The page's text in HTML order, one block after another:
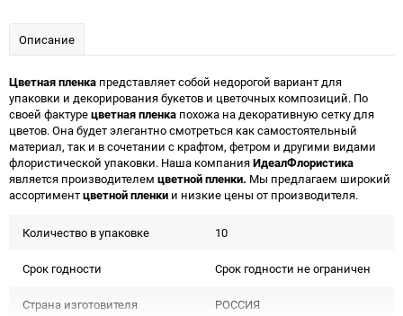
Описание
Цветная пленка представляет собой недорогой вариант для
упаковки и декорирования букетов и цветочных композиций. По
своей фактурецветная пленка похожа на декоративную сетку для
цветов. Она будет элегантно смотреться как самостоятельный
материал, так и в сочетании с крафтом, фетром и другими видами
флористической упаковки. Наша компанияИдеалФлористика
является производителем цветной пленки. Мы предлагаем широкий
ассортиментцветной пленки и низкие цены от производителя.
Количество в упаковке 10
Срок годности Срок годности не ограничен
Страна изготовителя РОССИЯ